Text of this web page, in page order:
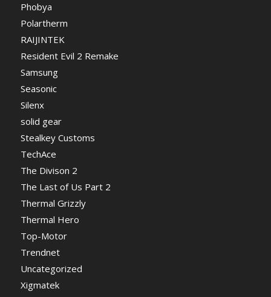
Phobya
Polartherm
RAIJINTEK
Resident Evil 2 Remake
Samsung
Seasonic
Silenx
solid gear
Stealkey Customs
TechAce
The Divison 2
The Last of Us Part 2
Thermal Grizzly
Thermal Hero
Top-Motor
Trendnet
Uncategorized
Xigmatek